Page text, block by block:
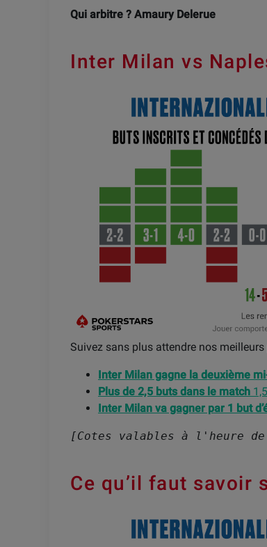
Qui arbitre ? Amaury Delerue
Inter Milan vs
Suivez sans plus attendre nos
Inter Milan gagne la deuxième
Plus de 2,5 buts dans le match
Inter Milan va gagner par 1 but
[Cotes valables à l'heure
Ce qu’il faut savoir